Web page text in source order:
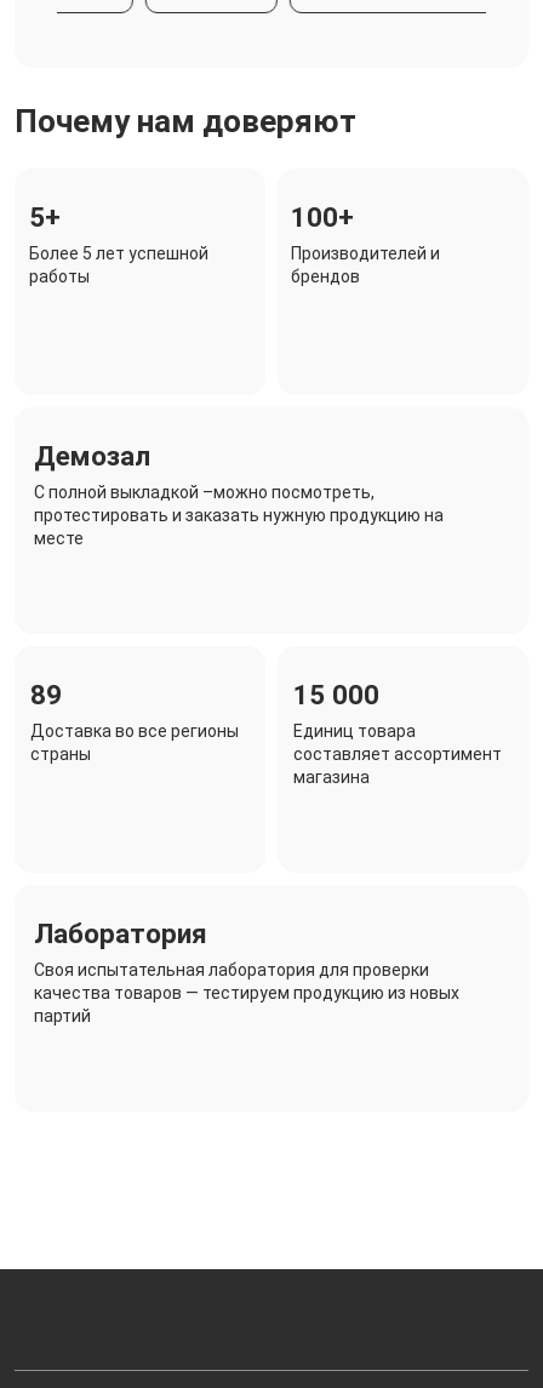
Почему нам доверяют
5+
Более 5 лет успешной
работы
100+
Производителей и
брендов
Демозал
C полной выкладкой –можно посмотреть,
протестировать и заказать нужную продукцию на
месте
89
Доставка во все регионы
страны
15 000
Единиц товара
составляет ассортимент
магазина
Лаборатория
Своя испытательная лаборатория для проверки
качества товаров — тестируем продукцию из новых
партий